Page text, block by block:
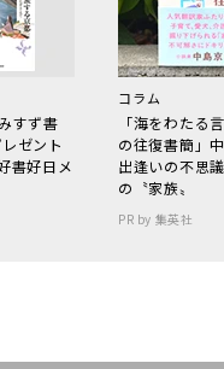
すず書
ゼント
書好日メ
コラム
「海をわた
の往復書簡」
出逢いの不思
の〝家族〟
PR by 集英社